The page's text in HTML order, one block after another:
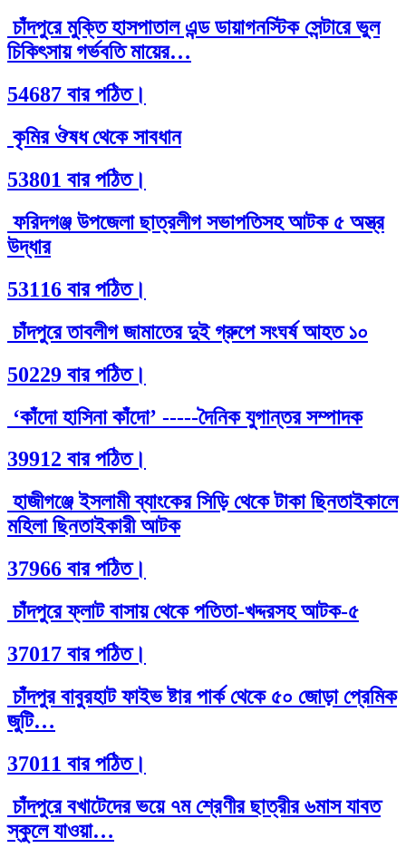
চাঁদপুরে মুক্তি হাসপাতাল এন্ড ডায়াগনস্টিক সেন্টারে ভুল
চিকিৎসায় গর্ভবতি মায়ের…
54687 বার পঠিত।
কৃমির ঔষধ থেকে সাবধান
53801 বার পঠিত।
ফরিদগঞ্জ উপজেলা ছাত্রলীগ সভাপতিসহ আটক ৫ অস্ত্র
উদ্ধার
53116 বার পঠিত।
চাঁদপুরে তাবলীগ জামাতের দুই গ্রুপে সংঘর্ষ আহত ১০
50229 বার পঠিত।
‘কাঁদো হাসিনা কাঁদো’ -----দৈনিক যুগান্তর সম্পাদক
39912 বার পঠিত।
হাজীগঞ্জে ইসলামী ব্যাংকের সিড়ি থেকে টাকা ছিনতাইকালে
মহিলা ছিনতাইকারী আটক
37966 বার পঠিত।
চাঁদপুরে ফ্লাট বাসায় থেকে পতিতা-খদ্দরসহ আটক-৫
37017 বার পঠিত।
চাঁদপুর বাবুরহাট ফাইভ ষ্টার পার্ক থেকে ৫০ জোড়া প্রেমিক
জুটি…
37011 বার পঠিত।
চাঁদপুরে বখাটেদের ভয়ে ৭ম শ্রেণীর ছাত্রীর ৬মাস যাবত
স্কুলে যাওয়া…